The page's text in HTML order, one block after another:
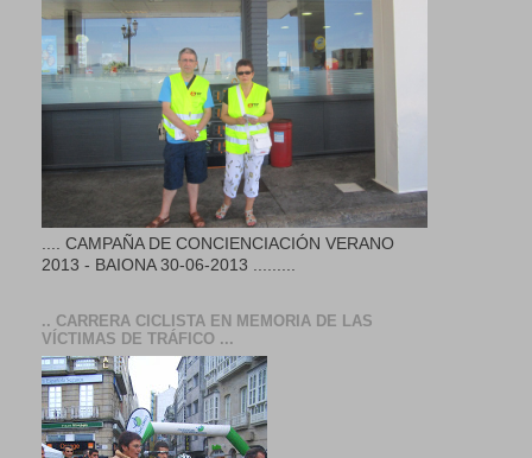
.... CAMPAÑA DE CONCIENCIACIÓN VERANO
2013 - BAIONA 30-06-2013 .........
.. CARRERA CICLISTA EN MEMORIA DE LAS
VÍCTIMAS DE TRÁFICO ...